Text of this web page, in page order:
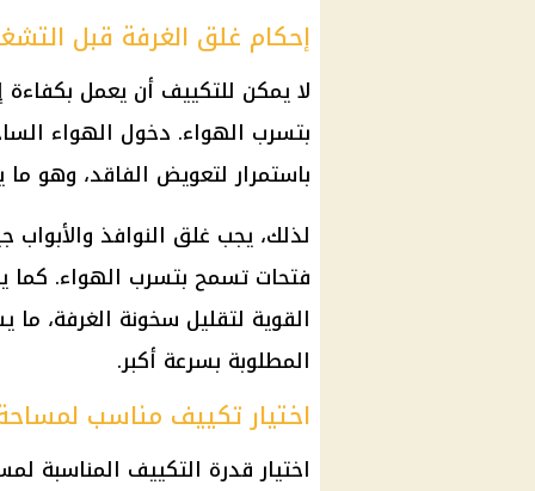
إحكام غلق الغرفة قبل
لا يمكن للتكييف أن يعمل بكفاءة
بتسرب الهواء. دخول الهواء
باستمرار لتعويض الفاقد، وهو
لذلك، يجب غلق النوافذ
فتحات تسمح بتسرب الهواء.
القوية لتقليل سخونة الغرفة،
المطلوبة بسرعة أكبر.
اختيار تكييف مناسب
اختيار قدرة التكييف